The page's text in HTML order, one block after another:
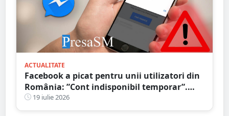
ACTUALITATE
Facebook a picat pentru unii utilizatori din
România: ”Cont indisponibil temporar”.
Probleme și în alte țări
19 iulie 2026